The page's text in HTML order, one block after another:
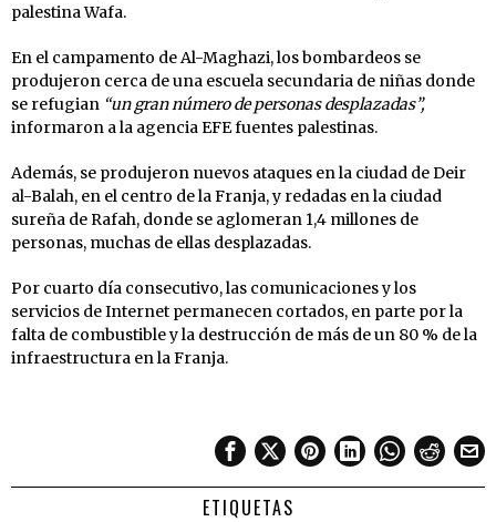
palestina Wafa.
En el campamento de Al-Maghazi, los bombardeos se
produjeron cerca de una escuela secundaria de niñas donde
se refugian “un gran número de personas desplazadas”,
informaron a la agencia EFE fuentes palestinas.
Además, se produjeron nuevos ataques en la ciudad de Deir
al-Balah, en el centro de la Franja, y redadas en la ciudad
sureña de Rafah, donde se aglomeran 1,4 millones de
personas, muchas de ellas desplazadas.
Por cuarto día consecutivo, las comunicaciones y los
servicios de Internet permanecen cortados, en parte por la
falta de combustible y la destrucción de más de un 80 % de la
infraestructura en la Franja.
ETIQUETAS